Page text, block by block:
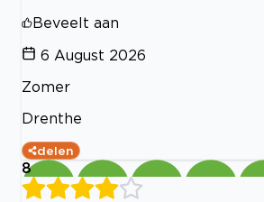
Beveelt aan
6 August 2026
Zomer
Drenthe
delen
8